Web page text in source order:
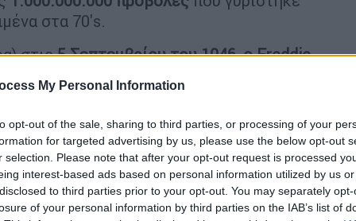
My Personal Information
opt-out of the sale, sharing to third parties, or processing of your
for targeted advertising by us, please use the below opt-out
selection. Please note that after your opt-out request is processed
interest-based ads based on personal information utilized by us
to third parties prior to your opt-out. You may separately
of your personal information by third parties on the IAB’s list of
στα 70's.
στις5 Σεπτεμβρίου του 1946, ο Freddie
το έργο του, τα επίσημα κανάλια Queen
ένα νοσταλγικό βίντεο-αφιέρωμα